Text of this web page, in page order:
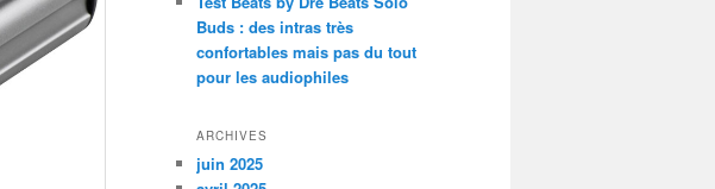
Buds : des intras très
confortables mais pas du tout
pour les audiophiles
ARCHIVES
juin 2025